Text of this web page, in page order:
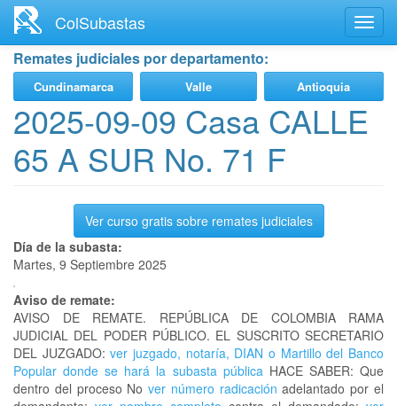
contenido
principal
ColSubastas
Remates judiciales por departamento:
Cundinamarca Valle Antioquia
2025-09-09 Casa CALLE
65 A SUR No. 71 F
Ver curso gratis sobre remates judiciales
Día de la subasta:
Martes, 9 Septiembre 2025
Aviso de remate:
AVISO DE REMATE. REPÚBLICA DE COLOMBIA RAMA
JUDICIAL DEL PODER PÚBLICO. EL SUSCRITO SECRETARIO
DEL JUZGADO: ver juzgado, notaría, DIAN o Martillo del Banco
Popular donde se hará la subasta públicaHACE SABER: Que
dentro del proceso Nover número radicación adelantado por el